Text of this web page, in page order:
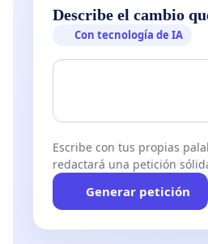
Describe el cambio
Con tecnología de IA
Escribe con tus propias
redactará una petición
Generar petición